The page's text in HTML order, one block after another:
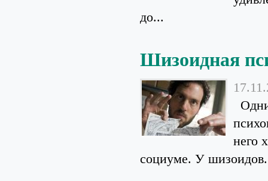
до...
Шизоидная
него
социуме. У